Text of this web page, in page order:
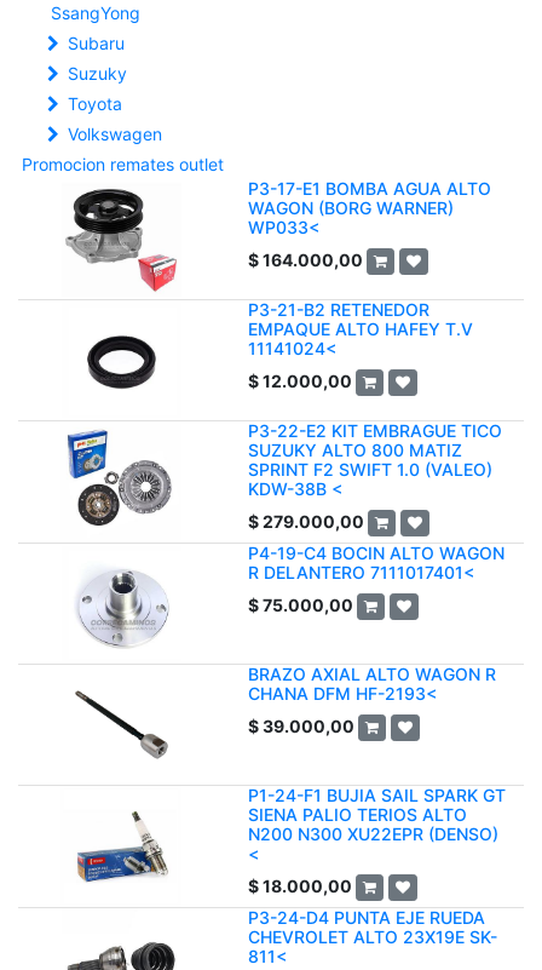
SsangYong
Subaru
Suzuky
Toyota
Volkswagen
Promocion remates outlet
P3-17-E1 BOMBA AGUA ALTO
WAGON (BORG WARNER)
WP033<
$164.000,00
P3-21-B2 RETENEDOR
EMPAQUE ALTO HAFEY T.V
11141024<
$12.000,00
P3-22-E2 KIT EMBRAGUE TICO
SUZUKY ALTO 800 MATIZ
SPRINT F2 SWIFT 1.0 (VALEO)
KDW-38B <
$279.000,00
P4-19-C4 BOCIN ALTO WAGON
R DELANTERO 7111017401<
$75.000,00
BRAZO AXIAL ALTO WAGON R
CHANA DFM HF-2193<
$39.000,00
P1-24-F1 BUJIA SAIL SPARK GT
SIENA PALIO TERIOS ALTO
N200 N300 XU22EPR (DENSO)
<
$18.000,00
P3-24-D4 PUNTA EJE RUEDA
CHEVROLET ALTO 23X19E SK-
811<